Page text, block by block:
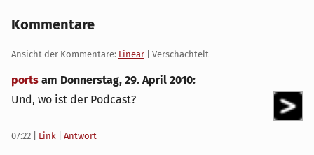
Kommentare
Ansicht der Kommentare: Linear | Verschachtelt
ports am Donnerstag, 29. April 2010:
Und, wo ist der Podcast?
07:22 Link Antwort